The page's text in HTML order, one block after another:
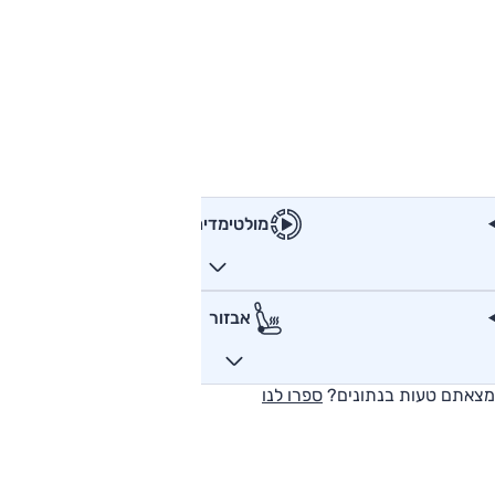
מולטימדיה
אבזור
מצאתם טעות בנתונים? ספרו לנו